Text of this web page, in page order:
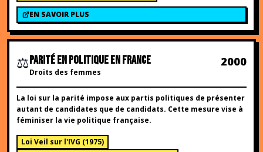
EN SAVOIR PLUS
⚖️PARITÉ EN POLITIQUE EN FRANCE
Droits des femmes
2000
La loi sur la parité impose aux partis politiques de présenter
autant de candidates que de candidats. Cette mesure vise à
féminiser la vie politique française.
Loi Veil sur l'IVG (1975)